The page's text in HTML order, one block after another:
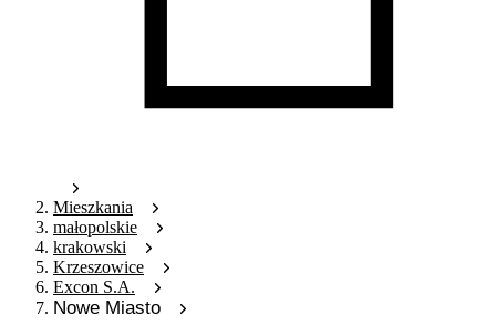
Mieszkania
małopolskie
krakowski
Krzeszowice
Excon S.A.
Nowe Miasto